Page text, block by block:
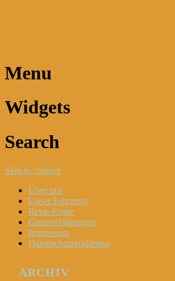
Menu
Widgets
Search
Skip to content
Über uns
Unser Fahrzeug
Reise-Route
Grenzerfahrungen
Impressum
Datenschutzerklärung
ARCHIV